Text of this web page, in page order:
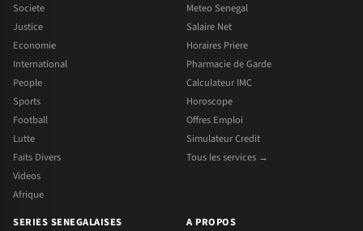
Societe
Justice
Economie
International
People
Sports
Football
Lutte
Faits Divers
Videos
Afrique
Meteo Senegal
Salaire Net
Horaires Priere
Pharmacie de Garde
Calculateur IMC
Horoscope
Offres Emploi
Simulateur Credit
Tous les services →
SERIES SENEGALAISES
A PROPOS